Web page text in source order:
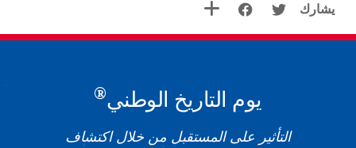
يشارك
يوم التاريخ الوطني®
التأثير على المستقبل من خلال اكتشاف